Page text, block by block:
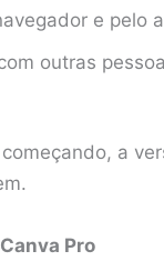
e pelo
outras
a
Pro